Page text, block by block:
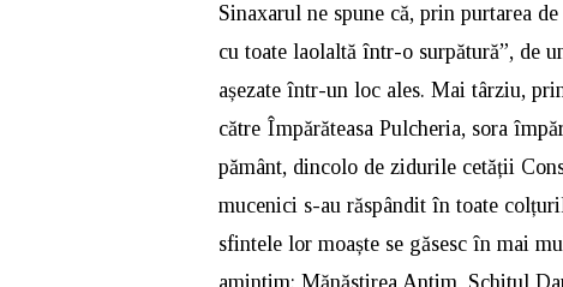
Sinaxarul ne spune că, prin purtarea
cu toate laolaltă într-o surpătură”, de
așezate într-un loc ales. Mai târziu,
către Împărăteasa Pulcheria, sora
pământ, dincolo de zidurile cetății
mucenici s-au răspândit în toate
sfintele lor moaște se găsesc în mai